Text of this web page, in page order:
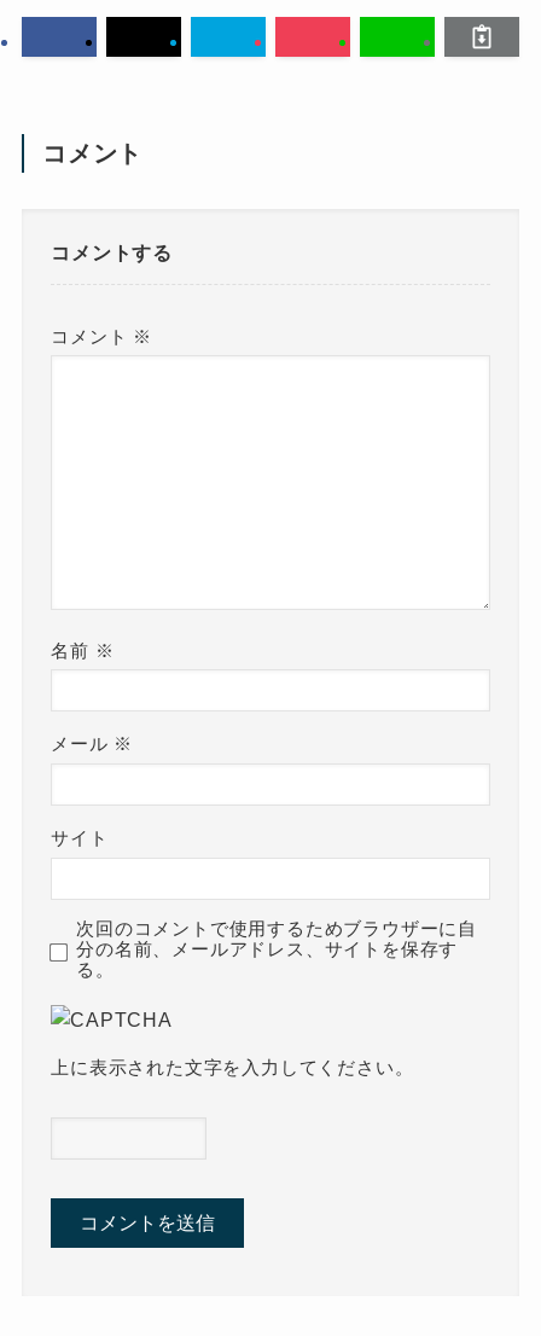
コメント
コメントする
コメント ※
名前 ※
メール ※
サイト
次回のコメントで使用するためブラウザーに自
分の名前、メールアドレス、サイトを保存す
る。
上に表示された文字を入力してください。